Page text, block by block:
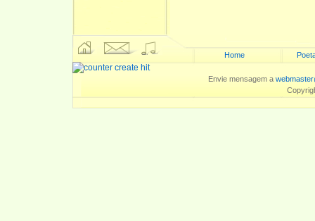
Home
Envie mensagem a